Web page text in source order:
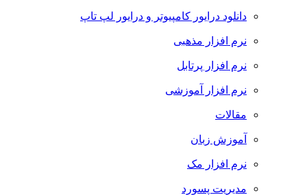
دانلود درایور کامپیوتر و درایور لپ تاپ
نرم افزار مذهبی
نرم افزار پرتابل
نرم افزار آموزشی
مقالات
آموزش زبان
نرم افزار مک
مدیریت پسورد